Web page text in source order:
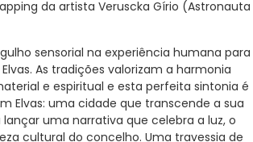
da artista Veruscka Gírio (Astronauta
sensorial na experiência humana para
As tradições valorizam a harmonia
e espiritual e esta perfeita sintonia é
Elvas: uma cidade que transcende a sua
uma narrativa que celebra a luz, o
cultural do concelho. Uma travessia de